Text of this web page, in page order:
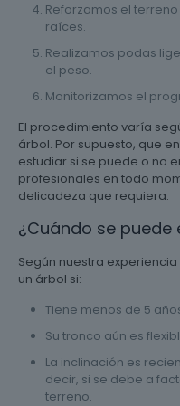
Reforzamos el
raíces.
Realizamos podas
el peso.
Monitorizamos el
El procedimiento varía
árbol. Por supuesto, que
estudiar si se puede o no
profesionales en todo
delicadeza que requiera.
¿Cuándo se puede
Según nuestra
un árbol si:
Tiene menos de 5
Su tronco aún es
La inclinación es
decir, si se debe a
terreno.